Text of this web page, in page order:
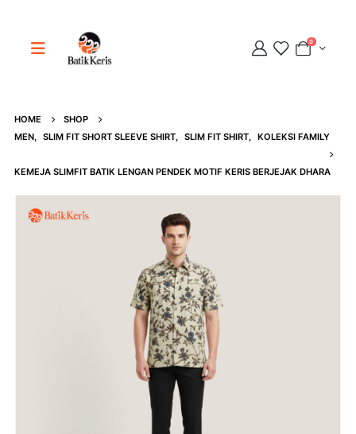
0
HOME
SHOP
MEN, SLIM FIT SHORT SLEEVE SHIRT, SLIM FIT SHIRT, KOLEKSI FAMILY
KEMEJA SLIMFIT BATIK LENGAN PENDEK MOTIF KERIS BERJEJAK DHARA
Adipati
Online